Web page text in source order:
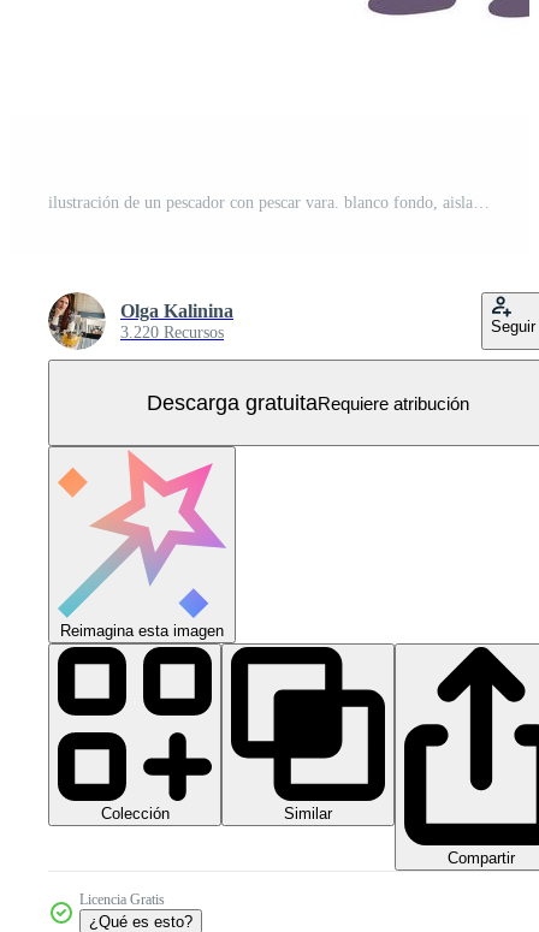
ilustración de un pescador con pescar vara. blanco fondo, aislar Vector Gratis
Olga Kalinina
3.220 Recursos Seguir
Descarga gratuitaRequiere atribución
Reimagina esta imagen
Colección Similar
Compartir
Licencia Gratis
¿Qué es esto?